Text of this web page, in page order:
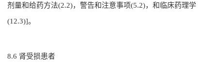
剂量和给药方法(2.2)，警告和注意事项(5.2)，和临床药理学
(12.3)]。
8.6 肾受损患者